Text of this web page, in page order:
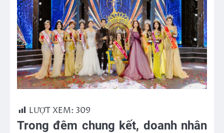
LƯỢT XEM: 309
Trong đêm chung kết, doanh nhân